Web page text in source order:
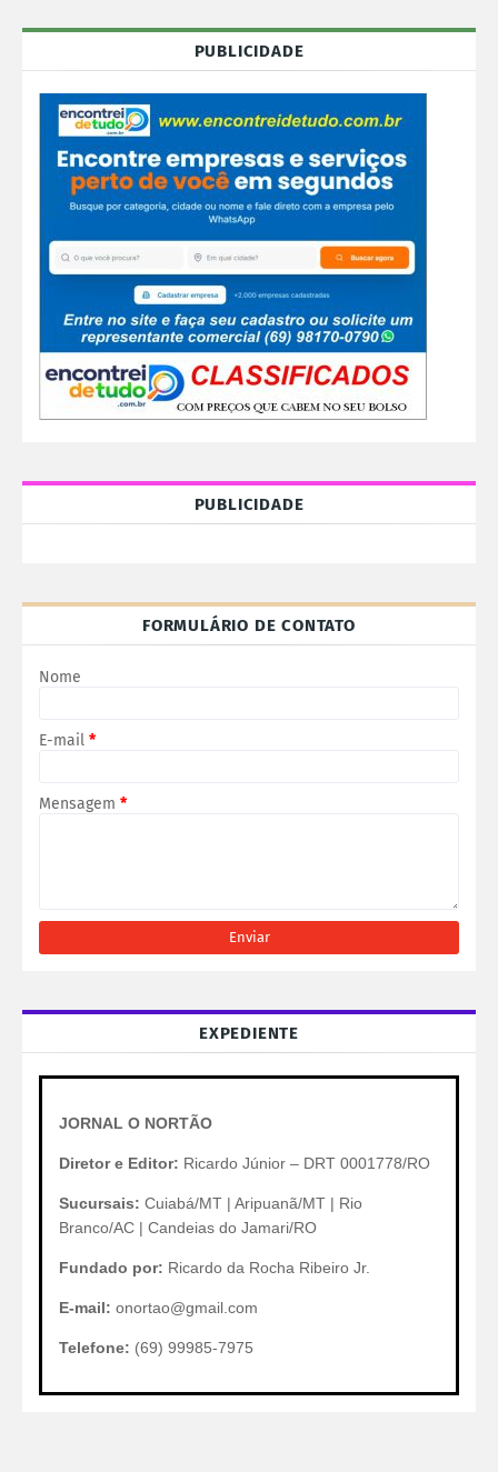
PUBLICIDADE
PUBLICIDADE
FORMULÁRIO DE CONTATO
Nome
E-mail *
Mensagem *
EXPEDIENTE
JORNAL O NORTÃO
Diretor e Editor: Ricardo Júnior – DRT 0001778/RO
Sucursais: Cuiabá/MT | Aripuanã/MT | Rio
Branco/AC | Candeias do Jamari/RO
Fundado por: Ricardo da Rocha Ribeiro Jr.
E-mail: onortao@gmail.com
Telefone: (69) 99985-7975